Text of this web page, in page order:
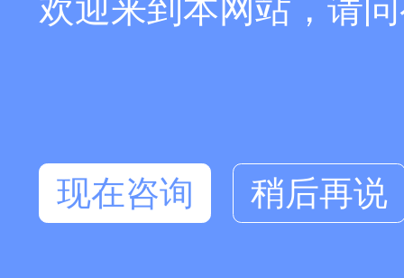
欢迎来到本网站，请
现在咨询 稍后再说